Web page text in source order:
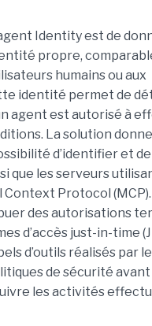
Identity est de
propre,
humains ou aux
identité permet de
agent est autorisé à
La solution donne
d’identifier et
que les serveurs
Protocol
des autorisations
d’accès just-in-time
d’outils réalisés par
de sécurité avant
les activités